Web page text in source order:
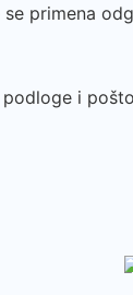
primena
i